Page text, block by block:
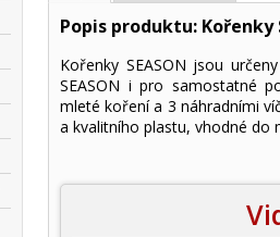
Popis produktu: Kořenky
Kořenky SEASON jsou
SEASON i pro samostatné
mleté koření a 3 náhradními
a kvalitního plastu, vhodné do